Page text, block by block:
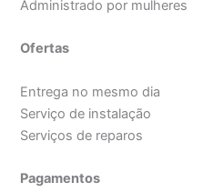
Administrado por mulheres
Ofertas
Entrega no mesmo dia
Serviço de instalação
Serviços de reparos
Pagamentos